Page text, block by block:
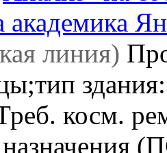
академика
линия)
косм.
назначения